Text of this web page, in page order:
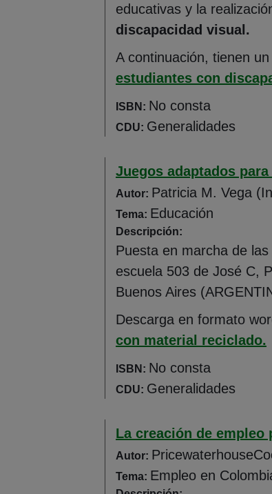
educativas y la
discapacidad visual.
A continuación, tienen
estudiantes con
ISBN: No consta
CDU: Generalidades
Juegos adaptados
Autor: Patricia M. Vega
Tema: Educación
Descripción:
Puesta en marcha de
escuela 503 de José C,
Buenos Aires
Descarga en formato
con material reciclado.
ISBN: No consta
CDU: Generalidades
La creación de empleo
Autor:
Tema: Empleo en